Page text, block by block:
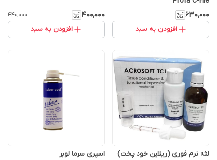
۶۳۰٬۰۰۰
افزودن به سبد
۴۰۰٬۰۰۰ ۴۴۰٬۰۰۰
افزودن به سبد
لثه نرم فوری (ریلاین خود پخت) اسپری سرما لوبر